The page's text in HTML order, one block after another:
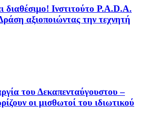
διαθέσιμο! Ινστιτούτο P.A.D.A.
αξιοποιώντας την τεχνητή
του Δεκαπενταύγουστου –
οι μισθωτοί του ιδιωτικού